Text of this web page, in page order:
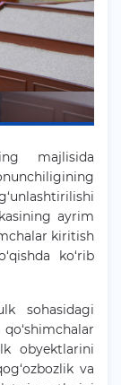
majlisida
ayrim
kiritish
ko‘rib
sohasidagi
obyektlarini
va